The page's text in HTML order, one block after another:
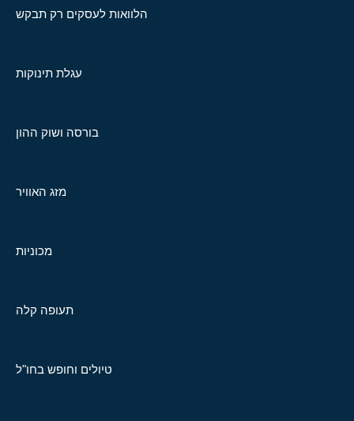
הלוואות לעסקים רק תבקש
עגלת תינוקות
בורסה ושוק ההון
מזג האוויר
מכוניות
תעופה קלה
טיולים וחופש בחו"ל